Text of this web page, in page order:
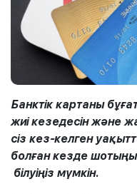
Банктік картаны
жиі кезедесін және
сіз кез-келген
болған кезде
білуіңіз мүмкін.